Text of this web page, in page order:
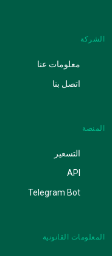
الشركة
معلومات عنا
اتصل بنا
المنصة
التسعير
API
Telegram Bot
المعلومات القانونية